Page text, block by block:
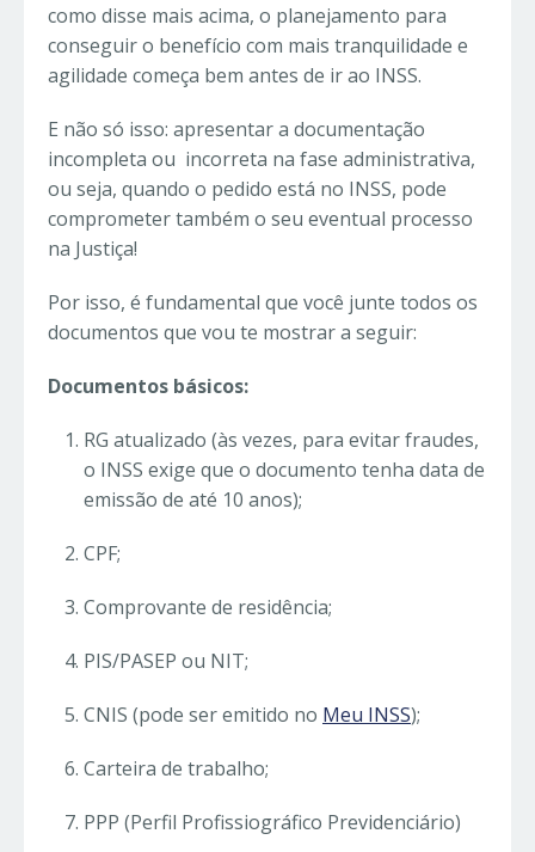
como disse mais acima, o planejamento para
conseguir o benefício com mais tranquilidade e
agilidade começa bem antes de ir ao INSS.
E não só isso: apresentar a documentação
incompleta ou incorreta na fase administrativa,
ou seja, quando o pedido está no INSS, pode
comprometer também o seu eventual processo
na Justiça!
Por isso, é fundamental que você junte todos os
documentos que vou te mostrar a seguir:
Documentos básicos:
RG atualizado (às vezes, para evitar fraudes,
o INSS exige que o documento tenha data de
emissão de até 10 anos);
CPF;
Comprovante de residência;
PIS/PASEP ou NIT;
CNIS (pode ser emitido no Meu INSS);
Carteira de trabalho;
PPP (Perfil Profissiográfico Previdenciário)